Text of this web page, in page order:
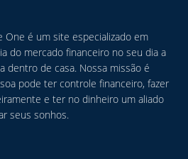
One é um site especializado em
do mercado financeiro no seu dia a
dentro de casa. Nossa missão é
pode ter controle financeiro, fazer
e ter no dinheiro um aliado
seus sonhos.